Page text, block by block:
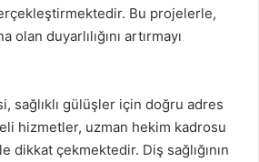
Bu projelerle,
olan duyarlılığını artırmayı
sağlıklı gülüşler için doğru adres
hizmetler, uzman hekim kadrosu
dikkat çekmektedir. Diş sağlığının